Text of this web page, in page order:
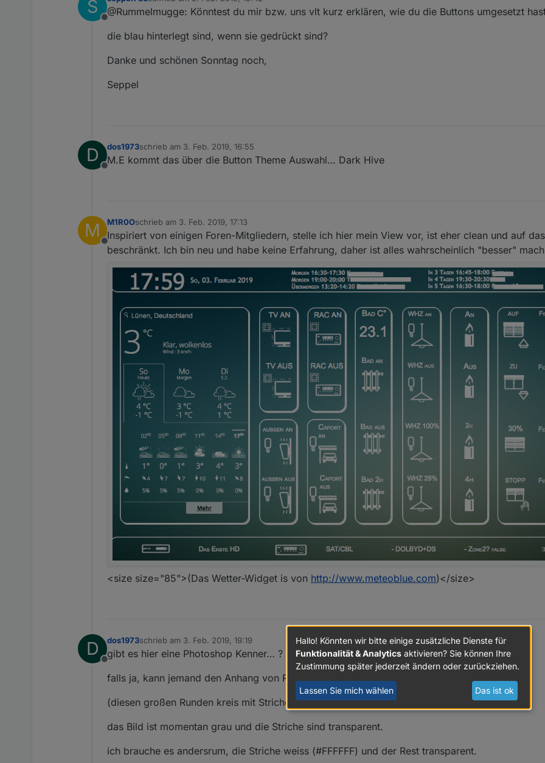
S
Offline
zuletzt editiert von
@Rummelmugge: Könntest du mir bzw. uns vlt kurz erklären, wie du die Buttons umgesetzt
die blau hinterlegt sind, wenn sie gedrückt sind?
Danke und schönen Sonntag noch,
Seppel
D
Offline
dos1973schrieb am 3. Feb. 2019, 16:55
zuletzt editiert von
M.E kommt das über die Button Theme Auswahl… Dark Hive
M
Offline
M1R0Oschrieb am 3. Feb. 2019, 17:13
zuletzt editiert von
Inspiriert von einigen Foren-Mitgliedern, stelle ich hier mein View vor, ist eher clean und auf
beschränkt. Ich bin neu und habe keine Erfahrung, daher ist alles wahrscheinlich "besser"
<size size="85">(Das Wetter-Widget is von http://www.meteoblue.com)</size>
D
Offline
dos1973schrieb am 3. Feb. 2019, 19:19
zuletzt editiert von
gibt es hier eine Photoshop Kenner… ?
falls ja, kann jemand den Anhang von Rummelmugge in PS bearbeiten.
(diesen großen Runden kreis mit Strichen, Clock3.png), 5-6 posts vorher
das Bild ist momentan grau und die Striche sind transparent.
ich brauche es andersrum, die Striche weiss (#FFFFFF) und der Rest transparent.
Hallo! Könnten wir bitte einige zusätzliche Dienste für
Funktionalität & Analytics aktivieren? Sie können Ihre
Zustimmung später jederzeit ändern oder zurückziehen.
Lassen Sie mich wählen Das ist ok